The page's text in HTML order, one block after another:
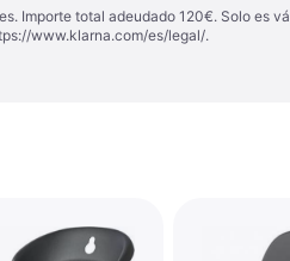
Importe total adeudado 120€. Solo es
www.klarna.com/es/legal/.